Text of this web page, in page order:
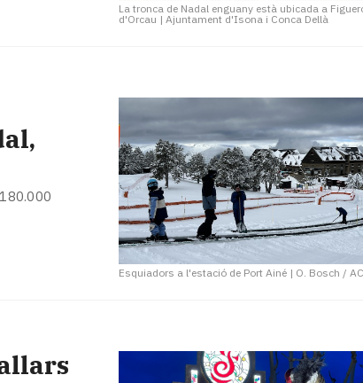
La tronca de Nadal enguany està ubicada a
d'Orcau | Ajuntament d'Isona i Conca Dellà
Esquiadors a l'estació de Port Ainé | O. Bosch /